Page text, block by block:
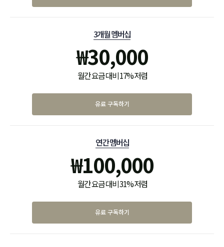
3개월 멤버십
₩30,000
월간 요금 대비 17% 저렴
유료 구독하기
연간 멤버십
₩100,000
월간 요금 대비 31% 저렴
유료 구독하기